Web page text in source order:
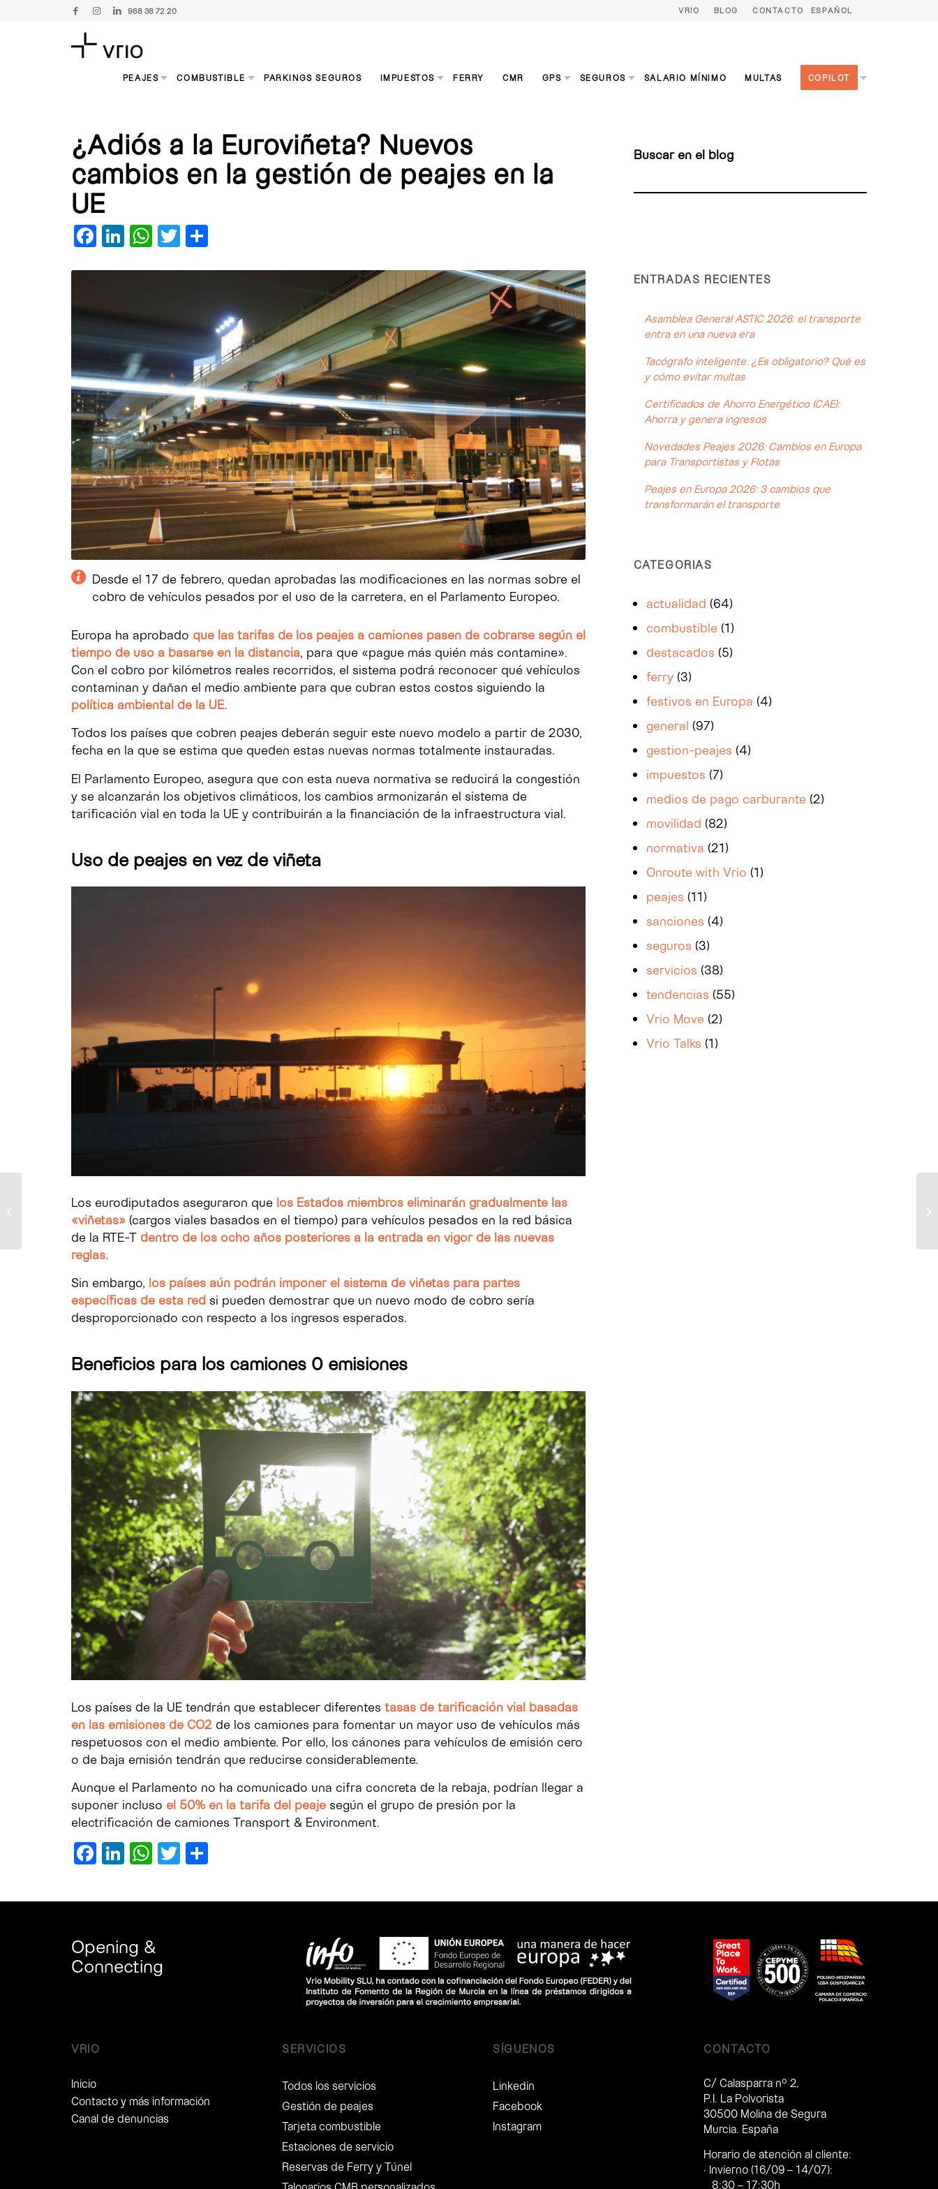
VRIO BLOG CONTACTO ESPAÑOL
968 38 72 20
PEAJES COMBUSTIBLE PARKINGS SEGUROS IMPUESTOS FERRY CMR GPS SEGUROS SALARIO MÍNIMO MULTAS COPILOT
¿Adiós a la Euroviñeta? Nuevos
cambios en la gestión de peajes en la
UE
Facebook
LinkedIn
WhatsApp
Twitter
Desde el 17 de febrero, quedan aprobadas las modificaciones en las normas sobre el
cobro de vehículos pesados ​​por el uso de la carretera, en el Parlamento Europeo.
Europa ha aprobado que las tarifas de los peajes a camiones pasen de cobrarse según el
tiempo de uso a basarse en la distancia, para que «pague más quién más contamine».
Con el cobro por kilómetros reales recorridos, el sistema podrá reconocer qué vehículos
contaminan y dañan el medio ambiente para que cubran estos costos siguiendo la
política ambiental de la UE.
Todos los países que cobren peajes deberán seguir este nuevo modelo a partir de 2030,
fecha en la que se estima que queden estas nuevas normas totalmente instauradas.
El Parlamento Europeo, asegura que con esta nueva normativa se reducirá la congestión
y se alcanzarán los objetivos climáticos, los cambios armonizarán el sistema de
tarificación vial en toda la UE y contribuirán a la financiación de la infraestructura vial.
Uso de peajes en vez deviñeta
Los eurodiputados aseguraron que los Estados miembros eliminarán gradualmente las
«viñetas» (cargos viales basados en el tiempo) para vehículos pesados en la red básica
de la RTE-T dentro de los ocho años posteriores a la entrada en vigor de las nuevas
reglas.
Sin embargo, los países aún podrán imponer el sistema de viñetas para partes
específicas de esta red si pueden demostrar que un nuevo modo de cobro sería
desproporcionado con respecto a los ingresos esperados.
Beneficios para los camiones 0 emisiones
Los países de la UE tendrán que establecer diferentes tasas de tarificación vial basadas
en las emisiones de CO2 de los camiones para fomentar un mayor uso de vehículos más
respetuosos con el medio ambiente. Por ello, los cánones para vehículos de emisión cero
o de baja emisión tendrán que reducirse considerablemente.
Aunque el Parlamento no ha comunicado una cifra concreta de la rebaja, podrían llegar a
suponer incluso el 50% en la tarifa del peaje según el grupo de presión por la
electrificación de camiones Transport & Environment.
Facebook
LinkedIn
WhatsApp
Twitter
Buscar en el blog
ENTRADAS RECIENTES
Asamblea General ASTIC 2026: el transporte
entra en una nueva era
Tacógrafo inteligente: ¿Es obligatorio? Qué es
y cómo evitar multas
Certificados de Ahorro Energético (CAE):
Ahorra y genera ingresos
Novedades Peajes 2026: Cambios en Europa
para Transportistas y Flotas
Peajes en Europa 2026: 3 cambios que
transformarán el transporte
CATEGORIAS
actualidad (64)
combustible (1)
destacados (5)
ferry(3)
festivos en Europa (4)
general (97)
gestion-peajes (4)
impuestos (7)
medios de pago carburante (2)
movilidad (82)
normativa (21)
Onroute with Vrio (1)
peajes (11)
sanciones (4)
seguros (3)
servicios (38)
tendencias (55)
Vrio Move (2)
Vrio Talks (1)
Opening &
Connecting
VRIO
Inicio
Contacto y más información
Canal de denuncias
SERVICIOS
Todos los servicios
Gestión de peajes
Tarjeta combustible
Estaciones de servicio
Reservas de Ferry y Túnel
SÍGUENOS
Linkedin
Facebook
Instagram
CONTACTO
C/ Calasparra nº 2,
P.I. La Polvorista
30500 Molina de Segura
Murcia. España
Horario de atención al cliente:
· Invierno (16/09 – 14/07):
8:30 – 17:30h
Digitalización del
sector del Transporte